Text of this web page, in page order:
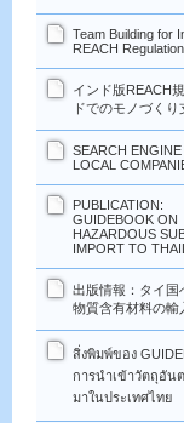
Team Building for
REACH Regulation
インド版REACH
ドでのモノづくり
SEARCH
LOCAL
PUBLICATION:
GUIDEBOOK ON
HAZARDOUS
IMPORT TO
出版情報：タイ国
物質含有材料の輸
สิ่งพิมพ์ของ
การนำเข้าวัตถุอัน
มาในประเทศไทย